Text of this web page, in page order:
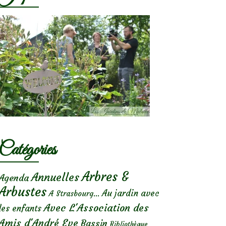
Catégories
AnnuellesArbres &
A Strasbourg... Au jardin avec
enfants Avec L'Association des
d'André Eve Bassin Bibliothèque